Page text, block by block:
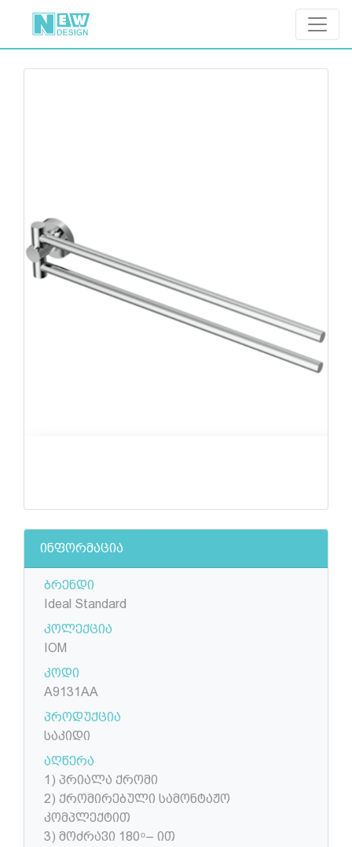
ინფორმაცია
ბრენდი
Ideal Standard
კოლექცია
IOM
კოდი
A9131AA
პროდუქცია
საკიდი
აღწერა
1) პრიალა ქრომი
2) ქრომირებული სამონტაჟო
კომპლექტით
3) მოძრავი 180 ͦ – ით